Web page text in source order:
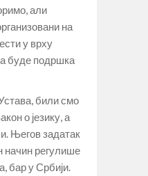
али
на
у врху
буде подршка
били смо
о језику, а
Његов задатак
начин регулише
бар у Србији.